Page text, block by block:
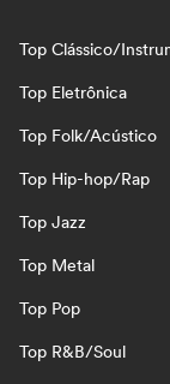
Top Clássico/
Top Eletrônica
Top Folk/Acústico
Top Hip-hop/Rap
Top Jazz
Top Metal
Top Pop
Top R&B/Soul